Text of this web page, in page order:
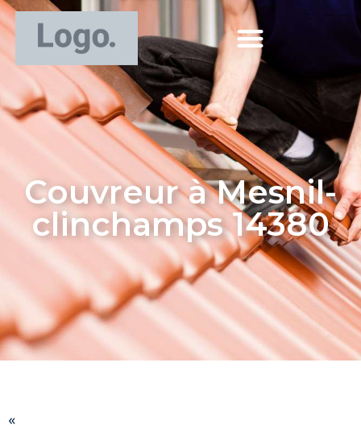
Couvreur à Mesnil-
clinchamps 14380
«